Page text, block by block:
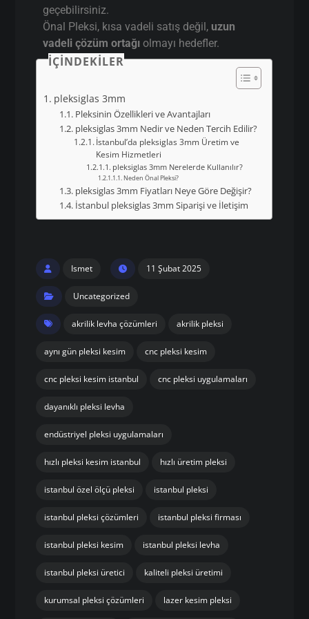
geçebilirsiniz.
Önal Pleksi, kısa vadeli satış değil, uzun
vadeli çözüm ortağı olmayı hedefler.
İÇINDEKILER
pleksiglas 3mm
Pleksinin Özellikleri ve Avantajları
pleksiglas 3mm Nedir ve Neden Tercih Edilir?
İstanbul’da pleksiglas 3mm Üretim ve
Kesim Hizmetleri
pleksiglas 3mm Nerelerde Kullanılır?
Neden Önal Pleksi?
pleksiglas 3mm Fiyatları Neye Göre Değişir?
İstanbul pleksiglas 3mm Siparişi ve İletişim
Ismet 11 Şubat 2025
Uncategorized
akrilik levha çözümleri akrilik pleksi
aynı gün pleksi kesim cnc pleksi kesim
cnc pleksi kesim istanbul cnc pleksi uygulamaları
dayanıklı pleksi levha
endüstriyel pleksi uygulamaları
hızlı pleksi kesim istanbul hızlı üretim pleksi
istanbul özel ölçü pleksi istanbul pleksi
istanbul pleksi çözümleri istanbul pleksi firması
istanbul pleksi kesim istanbul pleksi levha
istanbul pleksi üretici kaliteli pleksi üretimi
kurumsal pleksi çözümleri lazer kesim pleksi